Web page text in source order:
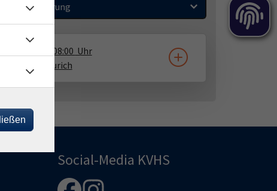
Sortierung
08:00 Uhr
Aurich
Social-Media KVHS